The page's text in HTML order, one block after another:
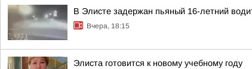
В Элисте задержан пьяный 16-летний
Вчера, 18:15
Элиста готовится к новому учебному году